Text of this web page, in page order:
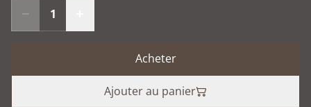
Acheter
Ajouter au panier